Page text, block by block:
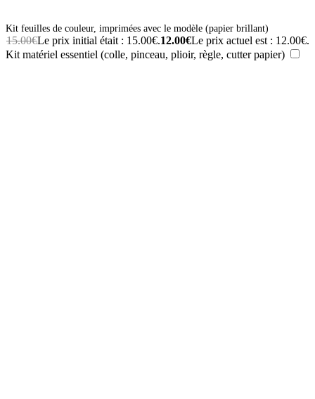
Kit feuilles de couleur, imprimées avec le modèle (papier brillant)
15.00€Le prix initial était : 15.00€.12.00€Le prix actuel est : 12.00€.
Kit matériel essentiel (colle, pinceau, plioir, règle, cutter papier)